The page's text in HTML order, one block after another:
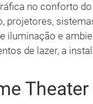
no conforto
projetores,
iluminação e
de lazer, a
Theater